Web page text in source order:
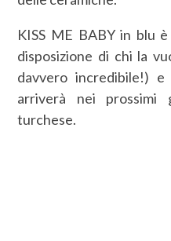
KISS ME BABY in blu
disposizione di chi la
davvero incredibile!)
arriverà nei
turchese.